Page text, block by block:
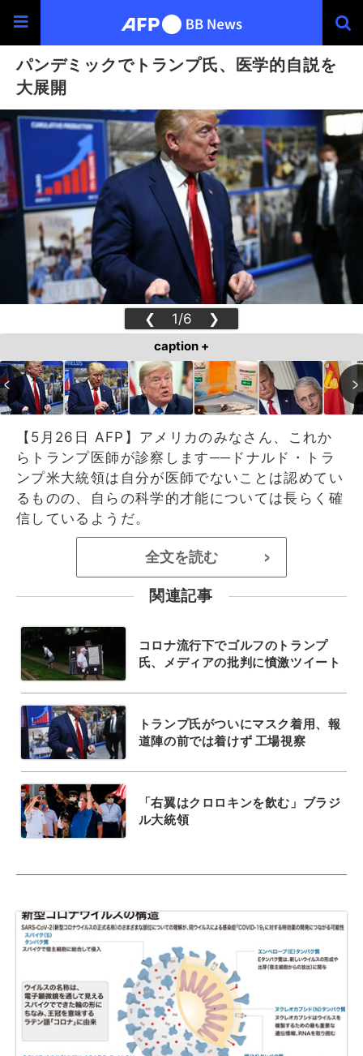
パンデミックでトランプ氏、医学的自説を
大展開
❮ 1/6 ❯
caption +
【5月26日 AFP】アメリカのみなさん、これか
らトランプ医師が診察します──ドナルド・トラ
ンプ米大統領は自分が医師でないことは認めてい
るものの、自らの科学的才能については長らく確
信しているようだ。
全文を読む >
関連記事
コロナ流行下でゴルフのトランプ
氏、メディアの批判に憤激ツイート
トランプ氏がついにマスク着用、報
道陣の前では着けず 工場視察
「右翼はクロロキンを飲む」ブラジ
ル大統領